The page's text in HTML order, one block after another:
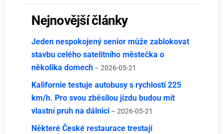
Nejnovější články
Jeden nespokojený senior může zablokovat
stavbu celého satelitního městečka o
několika domech – 2026-05-21
Kalifornie testuje autobusy s rychlostí 225
km/h. Pro svou zběsilou jízdu budou mít
vlastní pruh na dálnici – 2026-05-21
Některé České restaurace trestají